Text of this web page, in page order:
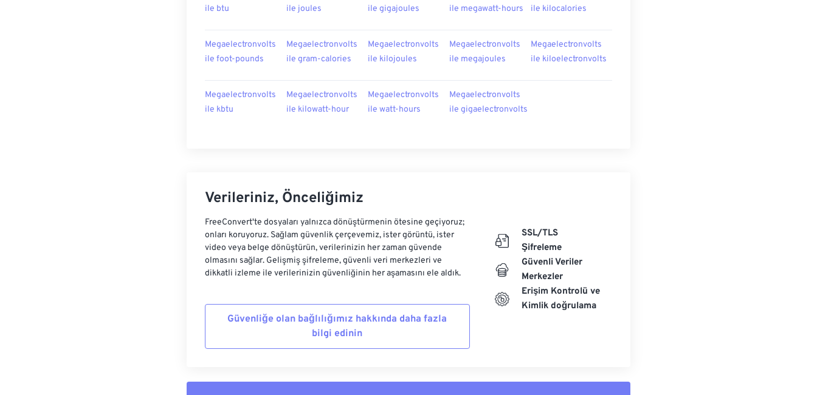
ile btu
ile joules
ile gigajoules
ile megawatt-hours
ile kilocalories
Megaelectronvolts
ile foot-pounds
Megaelectronvolts
ile gram-calories
Megaelectronvolts
ile kilojoules
Megaelectronvolts
ile megajoules
Megaelectronvolts
ile kiloelectronvolts
Megaelectronvolts
ile kbtu
Megaelectronvolts
ile kilowatt-hour
Megaelectronvolts
ile watt-hours
Megaelectronvolts
ile gigaelectronvolts
Verileriniz, Önceliğimiz
FreeConvert'te dosyaları yalnızca dönüştürmenin ötesine geçiyoruz;
onları koruyoruz. Sağlam güvenlik çerçevemiz, ister görüntü, ister
video veya belge dönüştürün, verilerinizin her zaman güvende
olmasını sağlar. Gelişmiş şifreleme, güvenli veri merkezleri ve
dikkatli izleme ile verilerinizin güvenliğinin her aşamasını ele aldık.
Güvenliğe olan bağlılığımız hakkında daha fazla
bilgi edinin
SSL/TLS
Şifreleme
Güvenli Veriler
Merkezler
Erişim Kontrolü ve
Kimlik doğrulama